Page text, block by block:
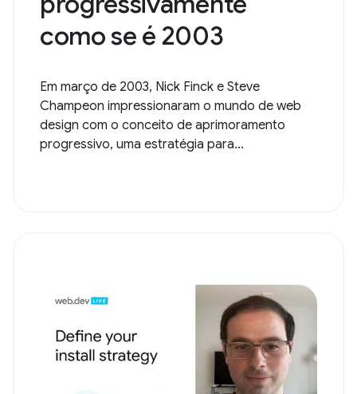
como se é 2003
Em março de 2003, Nick Finck e Steve
Champeon impressionaram o mundo de web
design com o conceito de aprimoramento
progressivo, uma estratégia para...